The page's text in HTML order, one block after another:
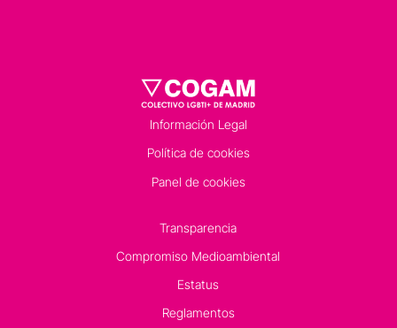
Información Legal
Política de cookies
Panel de cookies
Transparencia
Compromiso Medioambiental
Estatus
Reglamentos